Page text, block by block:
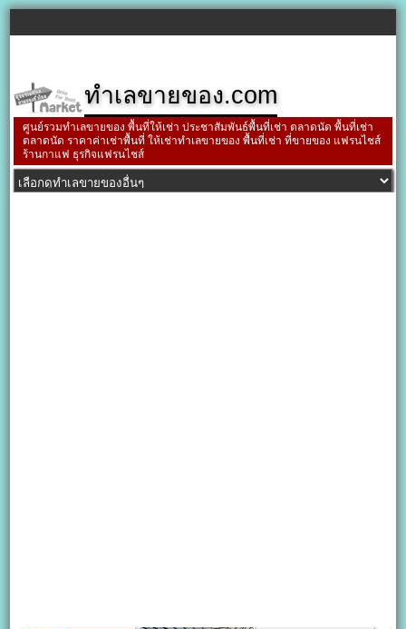
ทำเลขายของ.com
ศูนย์รวมทำเลขายของ พื้นที่ให้เช่า ประชาสัมพันธ์พื้นที่เช่า ตลาดนัด พื้นที่เช่า
ตลาดนัด ราคาค่าเช่าพื้นที่ ให้เช่าทำเลขายของ พื้นที่เช่า ที่ขายของ แฟรนไชส์
ร้านกาแฟ ธุรกิจแฟรนไชส์